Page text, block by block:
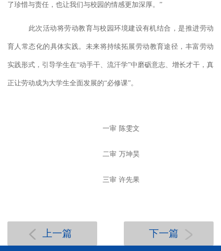
了珍惜与责任，也让我们与校园的情感更加深厚。”
此次活动将劳动教育与校园环境建设有机结合，是推进劳动
育人常态化的具体实践。未来将持续拓展劳动教育途径，丰富劳动
实践形式，引导学生在“动手干、流汗学”中磨砺意志、增长才干，真
正让劳动成为大学生全面发展的“必修课”。
一审 陈雯文
二审 万坤昊
三审 许先果
上一篇 下一篇